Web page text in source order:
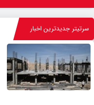
سرتیتر جدیدترین اخبار